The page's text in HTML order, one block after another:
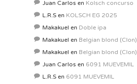
Juan Carlos en Kolsch concurso
L.R.S en KOLSCH EG 2025
Makakuel en Doble ipa
Makakuel en Belgian blond (Clon)
Makakuel en Belgian blond (Clon)
Juan Carlos en 6091 MUEVEMIL
L.R.S en 6091 MUEVEMIL